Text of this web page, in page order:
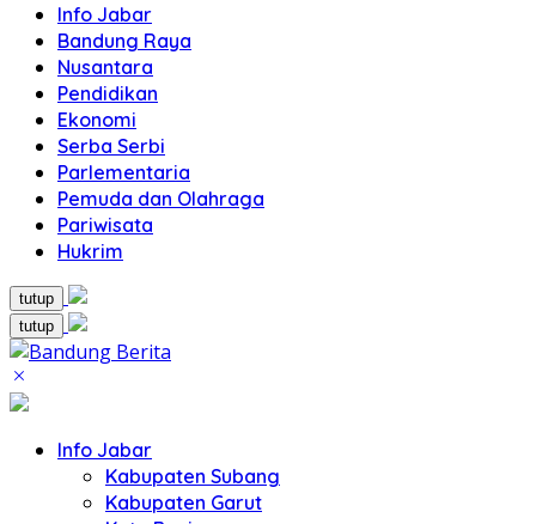
Info Jabar
Bandung Raya
Nusantara
Pendidikan
Ekonomi
Serba Serbi
Parlementaria
Pemuda dan Olahraga
Pariwisata
Hukrim
tutup
tutup
Info Jabar
Kabupaten Subang
Kabupaten Garut